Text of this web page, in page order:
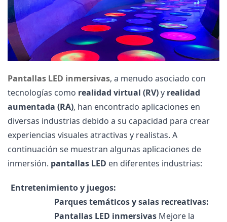
Pantallas LED inmersivas, a menudo asociado con
tecnologías como realidad virtual (RV)y realidad
aumentada (RA), han encontrado aplicaciones en
diversas industrias debido a su capacidad para crear
experiencias visuales atractivas y realistas. A
continuación se muestran algunas aplicaciones de
inmersión. pantallas LED en diferentes industrias:
Entretenimiento y juegos:
Parques temáticos y salas recreativas:
Pantallas LED inmersivas Mejore la